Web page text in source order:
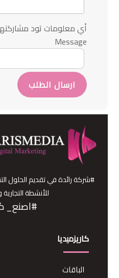
أي معلومات تود
Message
ارسال الطلب
#شركة رائدة في تقديم الحلول
للأنشطة
#اصنع_
كاريزميديا
الباقات